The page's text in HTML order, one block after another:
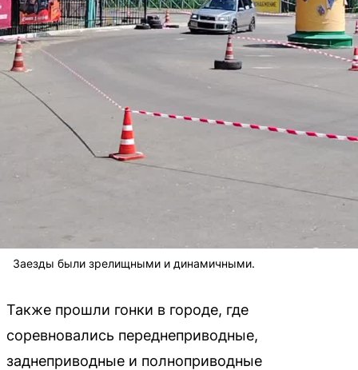
Заезды были зрелищными и динамичными.
Также прошли гонки в городе, где
соревновались переднеприводные,
заднеприводные и полноприводные